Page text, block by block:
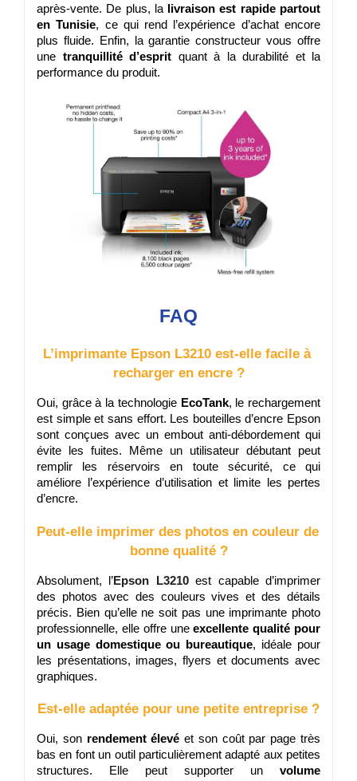
après-vente. De plus, la
livraison est rapide partout
en Tunisie, ce qui rend l’expérience d’achat encore
plus fluide. Enfin, la garantie constructeur vous offre
une tranquillité d’esprit quant à la durabilité et la
performance du produit.
FAQ
L’imprimante Epson L3210 est-elle facile à
recharger en encre ?
Oui, grâce à la technologie EcoTank, le rechargement
est simple et sans effort. Les bouteilles d’encre Epson
sont conçues avec un embout anti-débordement qui
évite les fuites. Même un utilisateur débutant peut
remplir les réservoirs en toute sécurité, ce qui
améliore l’expérience d’utilisation et limite les pertes
d’encre.
Peut-elle imprimer des photos en couleur de
bonne qualité ?
Absolument, l’Epson L3210 est capable d’imprimer
des photos avec des couleurs vives et des détails
précis. Bien qu’elle ne soit pas une imprimante photo
professionnelle, elle offre une excellente qualité pour
un usage domestique ou bureautique, idéale pour
les présentations, images, flyers et documents avec
graphiques.
Est-elle adaptée pour une petite entreprise ?
Oui, son rendement élevé et son coût par page très
bas en font un outil particulièrement adapté aux petites
structures. Elle peut supporter un volume